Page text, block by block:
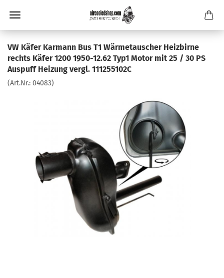
VW Käfer Karmann Bus T1 Wärmetauscher Heizbirne
rechts Käfer 1200 1950-12.62 Typ1 Motor mit 25 / 30 PS
Auspuff Heizung vergl. 111255102C
(Art.Nr.: 04083)